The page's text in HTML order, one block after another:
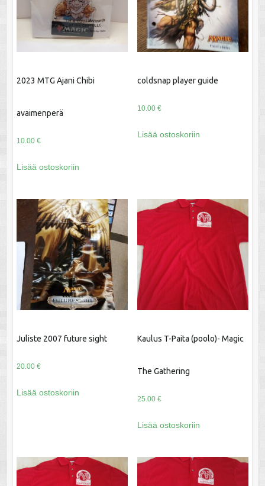
2023 MTG Ajani Chibi
avaimenperä
10.00 €
Lisää ostoskoriin
coldsnap player guide
10.00 €
Lisää ostoskoriin
Juliste 2007 future sight
20.00 €
Lisää ostoskoriin
Kaulus T-Paita (poolo)- Magic
The Gathering
25.00 €
Lisää ostoskoriin